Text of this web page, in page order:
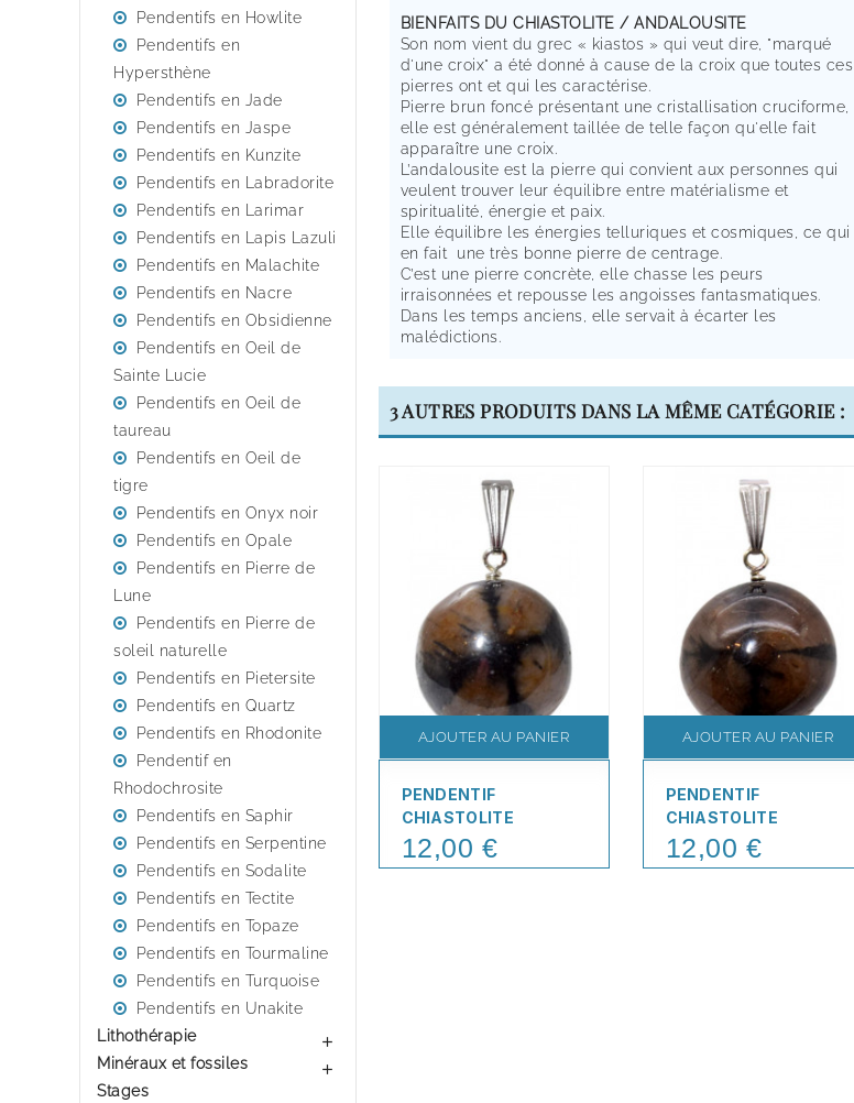
Pendentifs en Howlite
Pendentifs en
Hypersthène
Pendentifs en Jade
Pendentifs en Jaspe
Pendentifs en Kunzite
Pendentifs en Labradorite
Pendentifs en Larimar
Pendentifs en Lapis Lazuli
Pendentifs en Malachite
Pendentifs en Nacre
Pendentifs en Obsidienne
Pendentifs en Oeil de
Sainte Lucie
Pendentifs en Oeil de
taureau
Pendentifs en Oeil de
tigre
Pendentifs en Onyx noir
Pendentifs en Opale
Pendentifs en Pierre de
Lune
Pendentifs en Pierre de
soleil naturelle
Pendentifs en Pietersite
Pendentifs en Quartz
Pendentifs en Rhodonite
Pendentif en
Rhodochrosite
Pendentifs en Saphir
Pendentifs en Serpentine
Pendentifs en Sodalite
Pendentifs en Tectite
Pendentifs en Topaze
Pendentifs en Tourmaline
Pendentifs en Turquoise
Pendentifs en Unakite
Lithothérapie

Minéraux et fossiles 
Stages
BIENFAITS DU CHIASTOLITE / ANDALOUSITE
Son nom vient du grec « kiastos » qui veut dire, "marqué
d'une croix" a été donné à cause de la croix que toutes ces
pierres ont et qui les caractérise.
Pierre brun foncé présentant une cristallisation cruciforme,
elle est généralement taillée de telle façon qu'elle fait
apparaître une croix.
L’andalousite est la pierre qui convient aux personnes qui
veulent trouver leur équilibre entre matérialisme et
spiritualité, énergie et paix.
Elle équilibre les énergies telluriques et cosmiques, ce qui
en fait une très bonne pierre de centrage.
C’est une pierre concrète, elle chasse les peurs
irraisonnées et repousse les angoisses fantasmatiques.
Dans les temps anciens, elle servait à écarter les
malédictions.
3 AUTRES PRODUITS DANS LA MÊME CATÉGORIE :
AJOUTER AU PANIER
PENDENTIF
CHIASTOLITE
Price
12,00 €
AJOUTER AU PANIER
PENDENTIF
CHIASTOLITE
Price
12,00 €